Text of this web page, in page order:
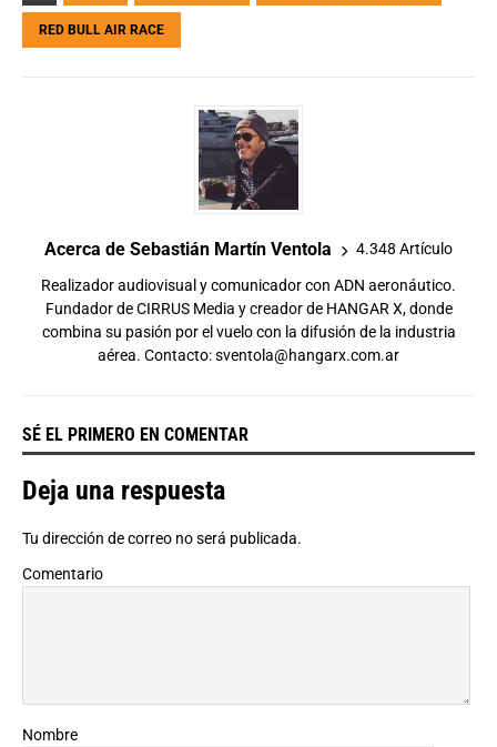
RED BULL AIR RACE
Acerca de Sebastián Martín Ventola 4.348 Artículo
Realizador audiovisual y comunicador con ADN aeronáutico.
Fundador de CIRRUS Media y creador de HANGAR X, donde
combina su pasión por el vuelo con la difusión de la industria
aérea. Contacto:sventola@hangarx.com.ar
SÉ EL PRIMERO EN COMENTAR
Deja una respuesta
Tu dirección de correo no será publicada.
Comentario
Nombre